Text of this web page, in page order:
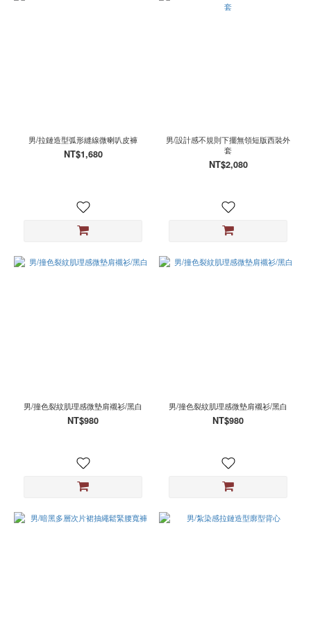
男/拉鏈造型弧形縫線微喇叭皮褲
NT$1,680
男/設計感不規則下擺無領短版西裝外
套
NT$2,080
男/撞色裂紋肌理感微墊肩襯衫/黑白
NT$980
男/撞色裂紋肌理感微墊肩襯衫/黑白
NT$980